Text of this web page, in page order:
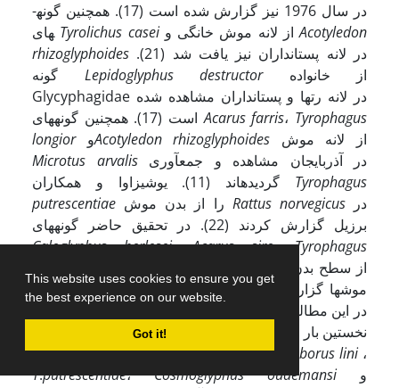
This website uses cookies to ensure you get
the best experience on our website.
Got it!
در سال 1976 نیز گزارش شده است (17). همچنین گونه­
های Tyrolichus casei از لانه موش خانگی وAcotyledon
rhizoglyphoides
Lepidoglyphus destructorاز خانواده
Glycyphagidae در لانه رتها و پستانداران مشاهده شده
است (17). همچنین گونه­هایAcarus farris، Tyrophagus
longior
وAcotyledon rhizoglyphoides
از لانه موش
Microtus arvalisدر آذربایجان مشاهده و جمع­آوری
Tyrophagus
putrescentiae
Rattus norvegicusدر
برزیل گزارش کردند (22). در تحقیق حاضر گونه­های
Caloglyphus berlesei، Acarus siro،Tyrophagus
موشها گزارش شدند. تمام گونه­های شناسایی شده از دو
نخستین بار از لانه جوندگان در ایران گزارش شدند. همچنین
گونه­هایAcarus siro،Acarus immobilis،Tyroborus lini ،
T.putrescentiae،Cosmoglyphus oudemansi
و